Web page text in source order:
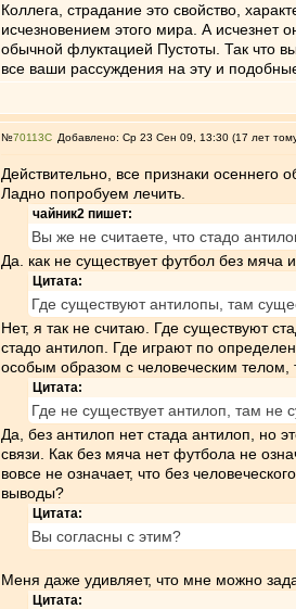
Коллега, страдание это свойство,
исчезновением этого мира. А исчезнет
обычной флуктацией Пустоты. Так что
все ваши рассуждения на эту и
№70113 Добавлено: Ср 23 Сен 09, 13:30 (17 лет
Действительно, все признаки осеннего
Ладно попробуем лечить.
чайник2 пишет:
Вы же не считаете, что стадо
Да. как не существует футбол без мяча
Цитата:
Где существуют антилопы, там
Нет, я так не считаю. Где существуют
стадо антилоп. Где играют по
особым образом с человеческим телом,
Цитата:
Где не существует антилоп, там не
Да, без антилоп нет стада антилоп, но
связи. Как без мяча нет футбола не
вовсе не означает, что без
выводы?
Цитата:
Вы согласны с этим?
Меня даже удивляет, что мне можно
Цитата: